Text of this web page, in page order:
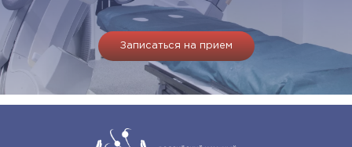
Записаться на прием